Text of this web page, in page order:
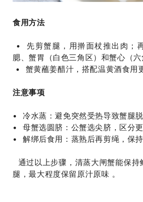
食用方法
• 先剪蟹腿，用擀面杖推出肉；
腮、蟹胃（白色三角区）和蟹心（六
• 蟹黄蘸姜醋汁，搭配温黄酒食用
注意事项 ‌
• 冷水蒸‌：避免突然受热导致蟹腿脱
• 母蟹选圆脐‌：公蟹选尖脐，区分更
‌• 解绑后食用‌：蒸熟后再剪绳，保持
通过以上步骤，清蒸大闸蟹能保持
腿，最大程度保留原汁原味‌ 。